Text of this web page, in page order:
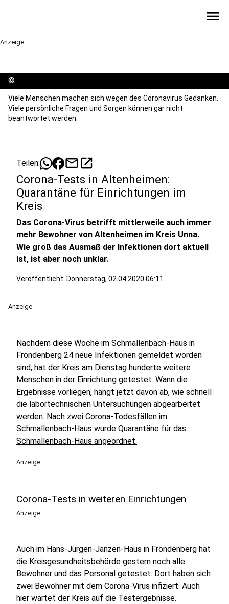
menu
Anzeige
©
Viele Menschen machen sich wegen des Coronavirus Gedanken.
Viele persönliche Fragen und Sorgen können gar nicht
beantwortet werden.
Teilen: mailopen_in_new
Corona-Tests in Altenheimen:
Quarantäne für Einrichtungen im
Kreis
Das Corona-Virus betrifft mittlerweile auch immer
mehr Bewohner von Altenheimen im Kreis Unna.
Wie groß das Ausmaß der Infektionen dort aktuell
ist, ist aber noch unklar.
Veröffentlicht: Donnerstag, 02.04.2020 06:11
Anzeige
Nachdem diese Woche im Schmallenbach-Haus in
Fröndenberg 24 neue Infektionen gemeldet worden
sind, hat der Kreis am Dienstag hunderte weitere
Menschen in der Einrichtung getestet. Wann die
Ergebnisse vorliegen, hängt jetzt davon ab, wie schnell
die labortechnischen Untersuchungen abgearbeitet
werden. Nach zwei Corona-Todesfällen im
Schmallenbach-Haus wurde Quarantäne für das
Schmallenbach-Haus angeordnet.
Anzeige
Corona-Tests in weiteren Einrichtungen
Anzeige
Auch im Hans-Jürgen-Janzen-Haus in Fröndenberg hat
die Kreisgesundheitsbehörde gestern noch alle
Bewohner und das Personal getestet. Dort haben sich
zwei Bewohner mit dem Corona-Virus infiziert. Auch
hier wartet der Kreis auf die Testergebnisse.